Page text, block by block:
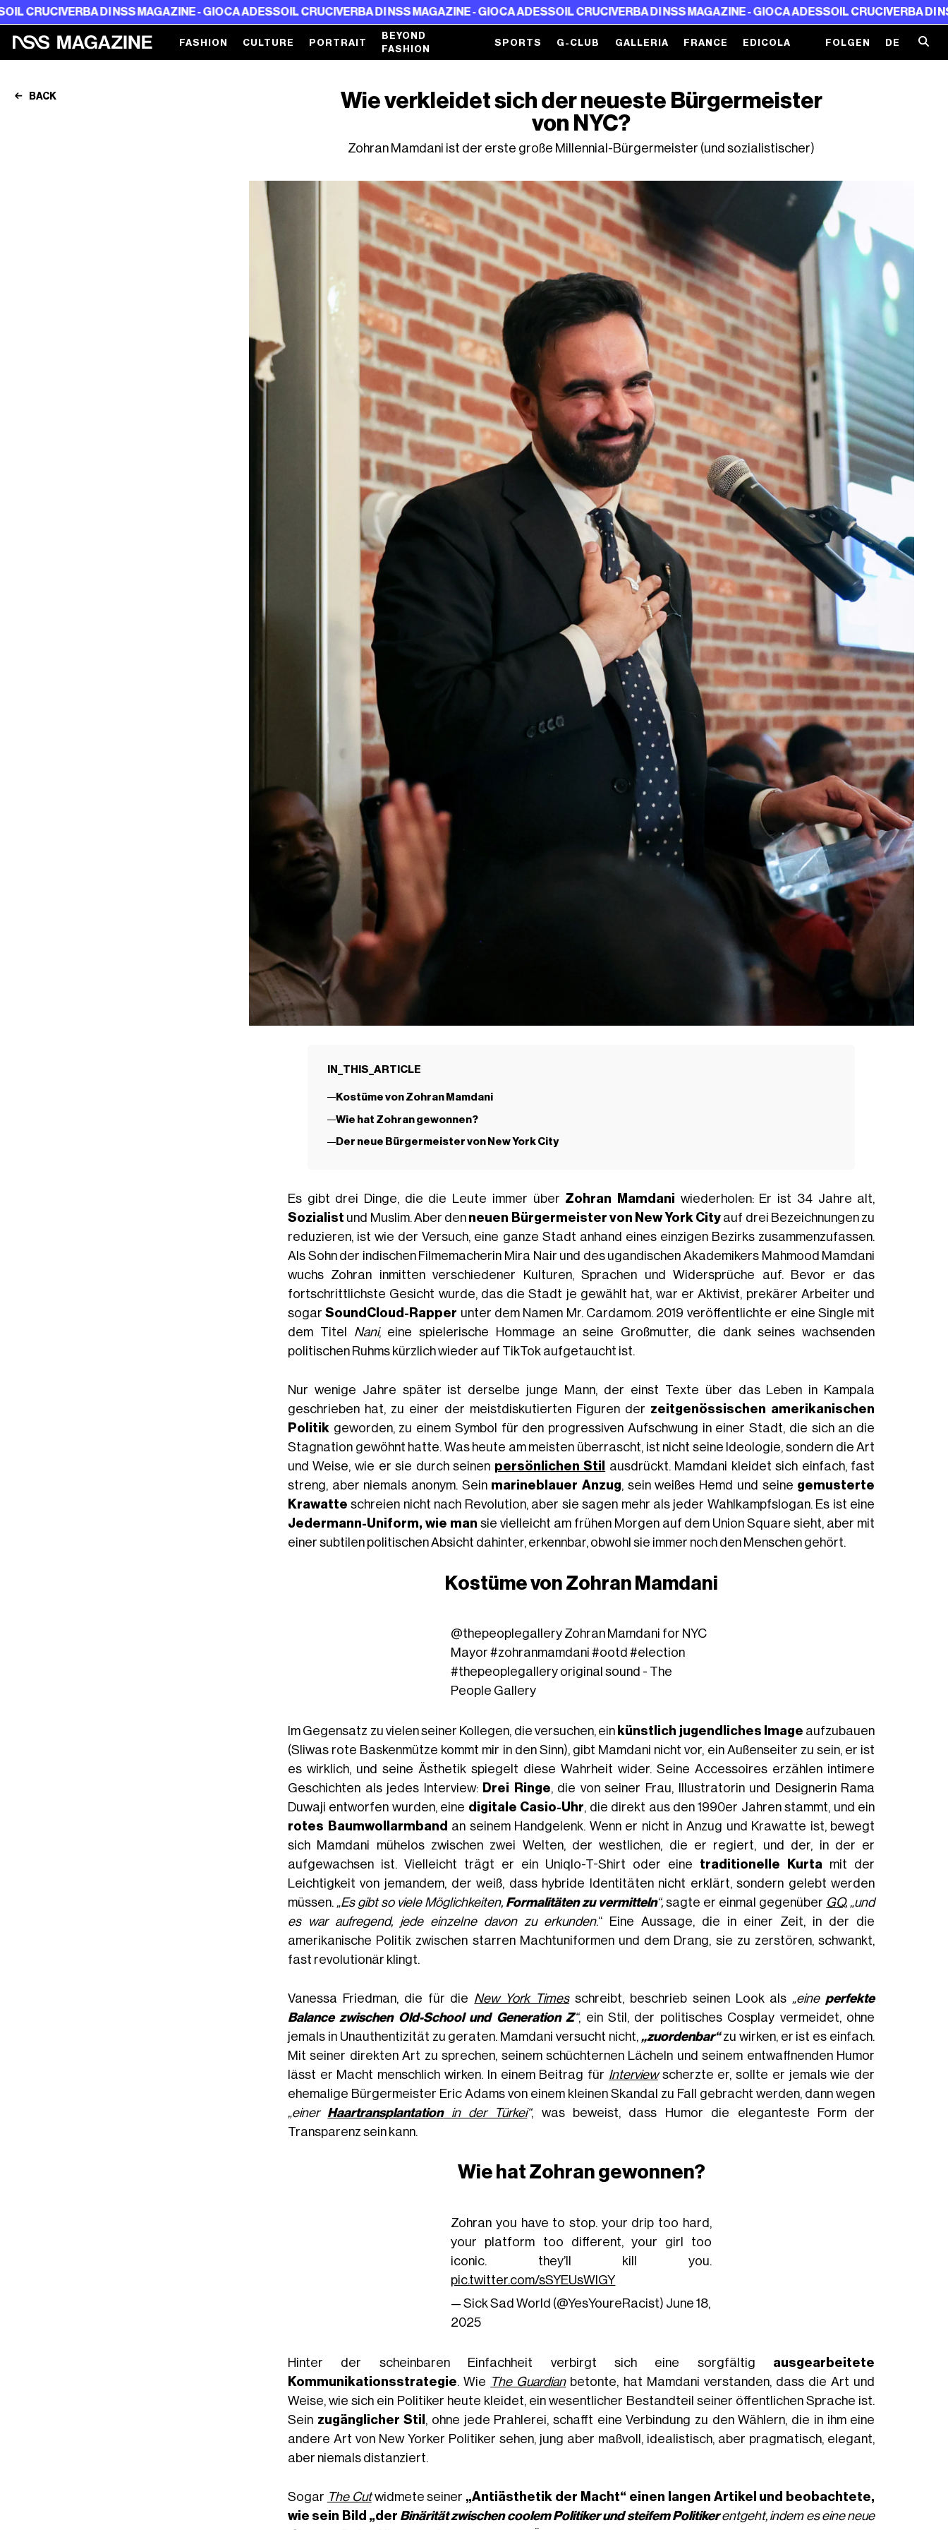
DI NSS MAGAZINE - GIOCA ADESSOIL CRUCIVERBA DI NSS MAGAZINE - GIOCA ADESSOIL CRUCIVERBA DI NSS MAGAZINE - GIOCA ADESSOIL CRUCIVERBA DI NSS
FASHION CULTURE PORTRAIT
BEYOND
FASHION
SPORTS G-CLUB GALLERIA FRANCE EDICOLA FOLGEN DE
BACK
Wie verkleidet sich der neueste Bürgermeister
von NYC?
Zohran Mamdani ist der erste große Millennial-Bürgermeister (und sozialistischer)
IN_THIS_ARTICLE
Kostüme von Zohran Mamdani
Wie hat Zohran gewonnen?
Der neue Bürgermeister von New York City
Es gibt drei Dinge, die die Leute immer über Zohran Mamdani wiederholen: Er ist 34 Jahre alt,
Sozialist und Muslim. Aber den neuen Bürgermeister von New York City auf drei Bezeichnungen zu
reduzieren, ist wie der Versuch, eine ganze Stadt anhand eines einzigen Bezirks zusammenzufassen.
Als Sohn der indischen Filmemacherin Mira Nair und des ugandischen Akademikers Mahmood Mamdani
wuchs Zohran inmitten verschiedener Kulturen, Sprachen und Widersprüche auf. Bevor er das
fortschrittlichste Gesicht wurde, das die Stadt je gewählt hat, war er Aktivist, prekärer Arbeiter und
sogarSoundCloud-Rapper unter dem Namen Mr. Cardamom. 2019 veröffentlichte er eine Single mit
dem Titel Nani, eine spielerische Hommage an seine Großmutter, die dank seines wachsenden
politischen Ruhms kürzlich wieder auf TikTok aufgetaucht ist.
Nur wenige Jahre später ist derselbe junge Mann, der einst Texte über das Leben in Kampala
geschrieben hat, zu einer der meistdiskutierten Figuren der zeitgenössischen amerikanischen
Politik geworden, zu einem Symbol für den progressiven Aufschwung in einer Stadt, die sich an die
Stagnation gewöhnt hatte. Was heute am meisten überrascht, ist nicht seine Ideologie, sondern die Art
und Weise, wie er sie durch seinen persönlichen Stil
ausdrückt. Mamdani kleidet sich einfach, fast
streng, aber niemals anonym. Sein marineblauer Anzug, sein weißes Hemd und seine gemusterte
Krawatte schreien nicht nach Revolution, aber sie sagen mehr als jeder Wahlkampfslogan. Es ist eine
Jedermann-Uniform, wie man sie vielleicht am frühen Morgen auf dem Union Square sieht, aber mit
einer subtilen politischen Absicht dahinter, erkennbar, obwohl sie immer noch den Menschen gehört.
Kostüme von Zohran Mamdani
@thepeoplegallery Zohran Mamdani for NYC
Mayor#zohranmamdani #ootd #election
#thepeoplegallery original sound - The
People Gallery
Im Gegensatz zu vielen seiner Kollegen, die versuchen, ein künstlich jugendliches Image aufzubauen
(Sliwas rote Baskenmütze kommt mir in den Sinn), gibt Mamdani nicht vor, ein Außenseiter zu sein, er ist
es wirklich, und seine Ästhetik spiegelt diese Wahrheit wider. Seine Accessoires erzählen intimere
Geschichten als jedes Interview: Drei Ringe, die von seiner Frau, Illustratorin und Designerin Rama
Duwaji entworfen wurden, eine digitale Casio-Uhr, die direkt aus den 1990er Jahren stammt, und ein
rotes Baumwollarmband an seinem Handgelenk. Wenn er nicht in Anzug und Krawatte ist, bewegt
sich Mamdani mühelos zwischen zwei Welten, der westlichen, die er regiert, und der, in der er
aufgewachsen ist. Vielleicht trägt er ein Uniqlo-T-Shirt oder eine traditionelle Kurta mit der
Leichtigkeit von jemandem, der weiß, dass hybride Identitäten nicht erklärt, sondern gelebt werden
müssen. „Es gibt so viele Möglichkeiten, Formalitäten zu vermitteln“, sagte er einmal gegenüber GQ, „und
es war aufregend, jede einzelne davon zu erkunden.“ Eine Aussage, die in einer Zeit, in der die
amerikanische Politik zwischen starren Machtuniformen und dem Drang, sie zu zerstören, schwankt,
fast revolutionär klingt.
Vanessa Friedman, die für die New York Timesschreibt, beschrieb seinen Look als „eine perfekte
Balance zwischen Old-School und Generation Z“, ein Stil, der politisches Cosplay vermeidet, ohne
jemals in Unauthentizität zu geraten. Mamdani versucht nicht, „zuordenbar“zu wirken, er ist es einfach.
Mit seiner direkten Art zu sprechen, seinem schüchternen Lächeln und seinem entwaffnenden Humor
lässt er Macht menschlich wirken. In einem Beitrag für Interviewscherzte er, sollte er jemals wie der
ehemalige Bürgermeister Eric Adams von einem kleinen Skandal zu Fall gebracht werden, dann wegen
„einer Haartransplantationin der Türkei“, was beweist, dass Humor die eleganteste Form der
Transparenz sein kann.
Wie hat Zohran gewonnen?
Zohran you have to stop. your drip too hard,
your platform too different, your girl too
iconic. they’ll kill you.
pic.twitter.com/sSYEUsWIGY
— Sick Sad World (@YesYoureRacist) June 18,
2025
Hinter der scheinbaren Einfachheit verbirgt sich eine sorgfältig ausgearbeitete
Kommunikationsstrategie. Wie The Guardianbetonte, hat Mamdani verstanden, dass die Art und
Weise, wie sich ein Politiker heute kleidet, ein wesentlicher Bestandteil seiner öffentlichen Sprache ist.
Sein zugänglicher Stil , ohne jede Prahlerei, schafft eine Verbindung zu den Wählern, die in ihm eine
andere Art von New Yorker Politiker sehen, jung aber maßvoll, idealistisch, aber pragmatisch, elegant,
aber niemals distanziert.
Sogar The Cutwidmete seiner „Antiästhetik der Macht“ einen langen Artikel und beobachtete,
wie sein Bild „der Binärität zwischen coolem Politiker und steifem Politikerentgeht, indem es eine neue